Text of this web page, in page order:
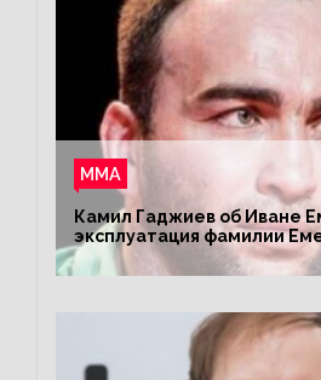
ММА
Камил Гаджиев об Иване
эксплуатация фамилии